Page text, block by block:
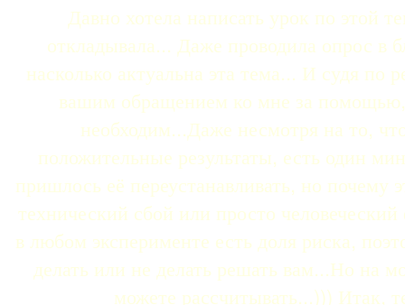
Давно хотела написать урок по этой
откладывала... Даже проводила опрос в
насколько актуальна эта тема... И судя по
вашим обращением ко мне за
необходим...Даже несмотря на то,
положительные результаты, есть один
пришлось её переустанавливать, но почему
технический сбой или просто
в любом эксперименте есть доля риска,
делать или не делать решать вам...Но на
можете рассчитывать...))) Итак,